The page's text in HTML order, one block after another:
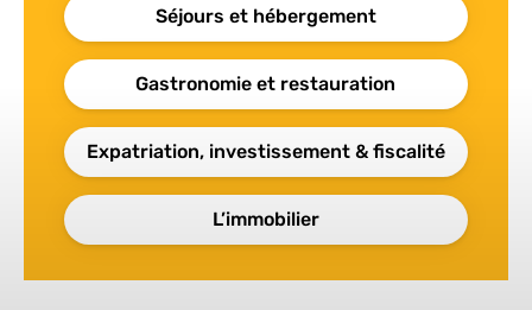
Séjours et hébergement
Gastronomie et restauration
Expatriation, investissement & fiscalité
L’immobilier